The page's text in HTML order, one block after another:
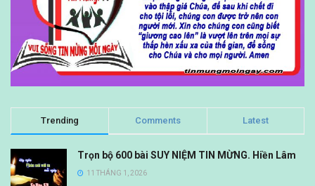
Trending Comments Latest
Trọn bộ 600 bài SUY NIỆM TIN MỪNG. Hiền Lâm
11 THÁNG 1, 2026